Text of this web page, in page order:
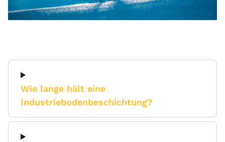
Wie lange hält eine
Industriebodenbeschichtung?